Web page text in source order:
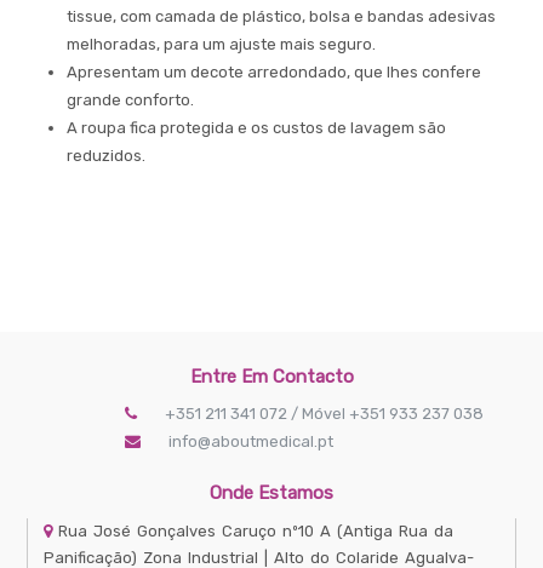
tissue, com camada de plástico, bolsa e bandas adesivas
melhoradas, para um ajuste mais seguro.
Apresentam um decote arredondado, que lhes confere
grande conforto.
A roupa fica protegida e os custos de lavagem são
reduzidos.
Entre Em Contacto
+351 211 341 072 / Móvel +351 933 237 038
info@aboutmedical.pt
Onde Estamos
Rua José Gonçalves Caruço nº10 A (Antiga Rua da
Panificação) Zona Industrial | Alto do Colaride Agualva-